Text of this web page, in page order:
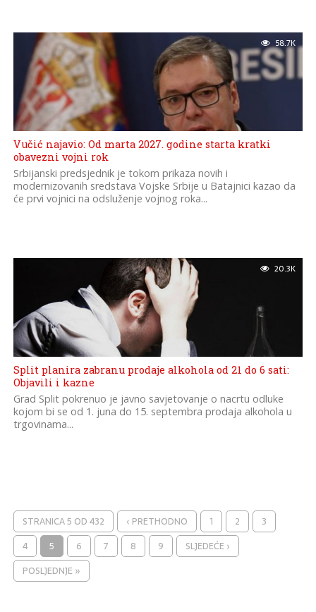
58.7K
Vučić najavio: Od marta 2027. godine starta kratki
obavezni vojni rok
Srbijanski predsjednik je tokom prikaza novih i
modernizovanih sredstava Vojske Srbije u Batajnici kazao da
će prvi vojnici na odsluženje vojnog roka...
20.3K
Split planira zabranu prodaje alkohola od 21 do 6 sati:
Objavili i kazne
Grad Split pokrenuo je javno savjetovanje o nacrtu odluke
kojom bi se od 1. juna do 15. septembra prodaja alkohola u
trgovinama...
STRANICA 5 OD 432 ‹ PRETHODNO 1 2
3
4
5 6 7 8 9
SLJEDEĆE ›
POSLJEDNJE »